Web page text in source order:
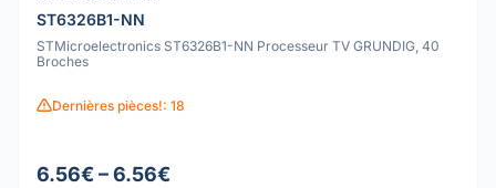
ST6326B1-NN
STMicroelectronics ST6326B1-NN Processeur TV GRUNDIG, 40
Broches
Dernières pièces!: 18
6.56€ – 6.56€